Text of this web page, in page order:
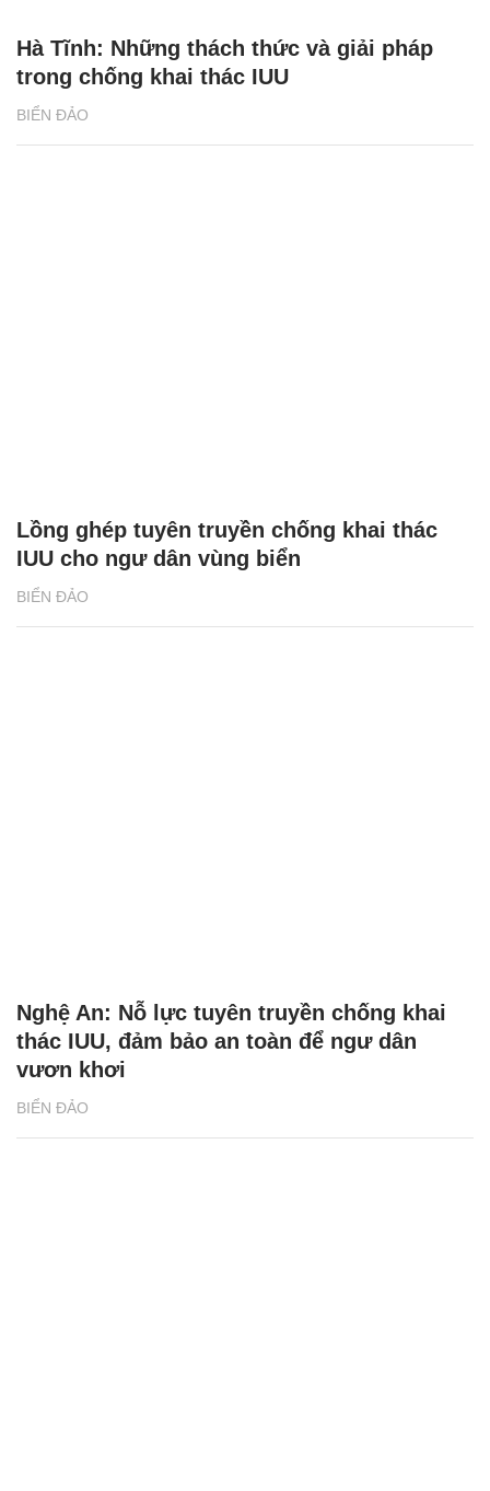
BIỂN ĐẢO
Hà Tĩnh: Những thách thức và giải pháp
trong chống khai thác IUU
BIỂN ĐẢO
Lồng ghép tuyên truyền chống khai thác
IUU cho ngư dân vùng biển
BIỂN ĐẢO
Nghệ An: Nỗ lực tuyên truyền chống khai
thác IUU, đảm bảo an toàn để ngư dân
vươn khơi